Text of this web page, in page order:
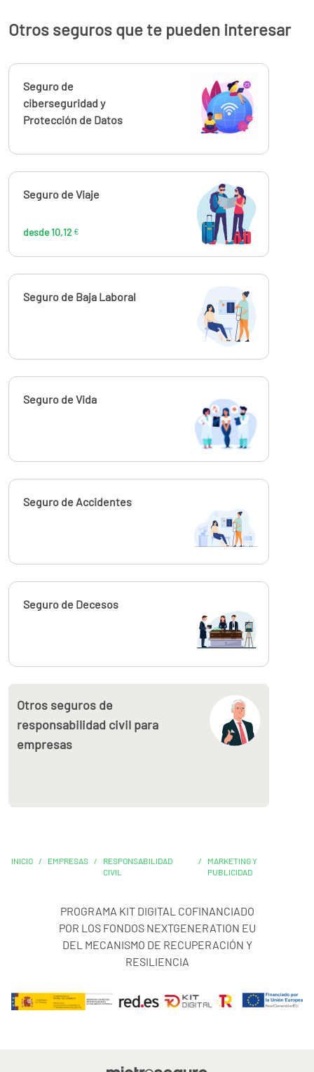
Otros seguros que te pueden interesar
Calcúlalo ahora
Seguro de
ciberseguridad y
Protección de Datos
Calcúlalo ahora
Seguro de Viaje
desde 10,12 € 10,12€
Calcúlalo ahora
Seguro de Baja Laboral
Calcúlalo ahora
Seguro de Vida
Calcúlalo ahora
Seguro de Accidentes
Calcúlalo ahora
Seguro de Decesos
Otros seguros de
responsabilidad civil para
empresas
INICIO / EMPRESAS /
RESPONSABILIDAD
CIVIL
/
MARKETING Y
PUBLICIDAD
PROGRAMA KIT DIGITAL COFINANCIADO
POR LOS FONDOS NEXTGENERATION EU
DEL MECANISMO DE RECUPERACIÓN Y
RESILIENCIA